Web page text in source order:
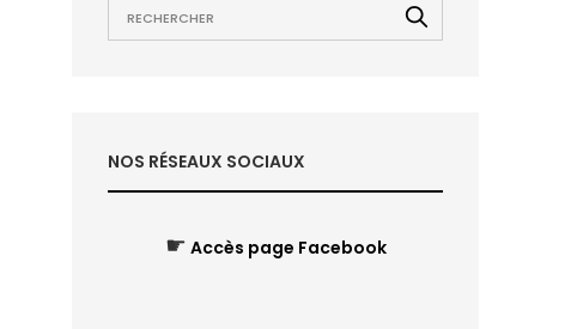
NOS RÉSEAUX SOCIAUX
☛ Accès page Facebook